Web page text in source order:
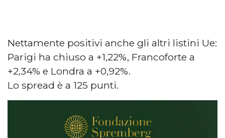
Nettamente positivi anche gli altri listini Ue:
Parigi ha chiuso a +1,22%, Francoforte a
+2,34% e Londra a +0,92%.
Lo spread è a 125 punti.